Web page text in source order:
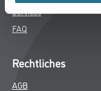
Services
FAQ
Rechtliches
AGB